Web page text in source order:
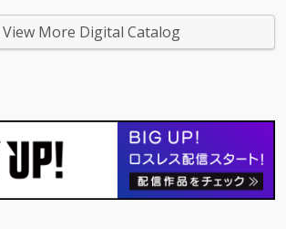
/ Cre
）の約
、Babi
が参
品を音
クスは、MaL a.k.a. Pri
mal Dub）した「4 sea
View More Digital Catalog